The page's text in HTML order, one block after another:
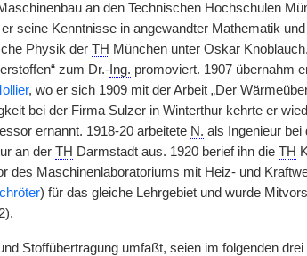
an den Technischen Hochschulen
seine Kenntnisse in angewandter Mathematik
Physik der TH München unter Oskar
zum Dr.-Ing. promoviert. 1907 übernahm
, wo er sich 1909 mit der Arbeit „Der
bei der Firma Sulzer in Winterthur kehrte er
ernannt. 1918-20 arbeitete N. als Ingenieur bei
an der TH Darmstadt aus. 1920 berief ihn die TH
des Maschinenlaboratoriums mit Heiz- und
) für das gleiche Lehrgebiet und wurde
Stoffübertragung umfaßt, seien im folgenden drei